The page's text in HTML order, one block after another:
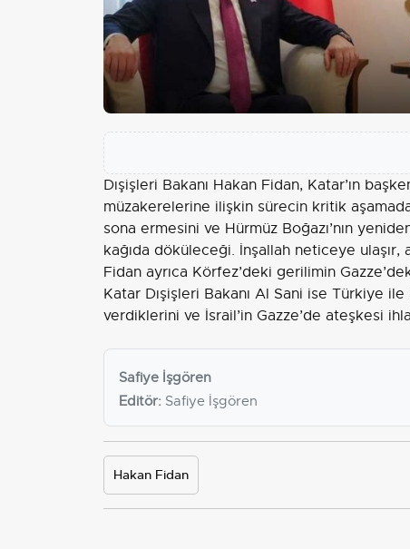
Dışişleri Bakanı Hakan Fidan, Katar’ın
müzakerelerine ilişkin sürecin kritik
sona ermesini ve Hürmüz Boğazı’nın
kağıda döküleceği. İnşallah neticeye
Fidan ayrıca Körfez’deki gerilimin Gazze
Katar Dışişleri Bakanı Al Sani ise Türkiye
verdiklerini ve İsrail’in Gazze’de ateşkesi
Safiye İşgören
Editör: Safiye İşgören
Hakan Fidan